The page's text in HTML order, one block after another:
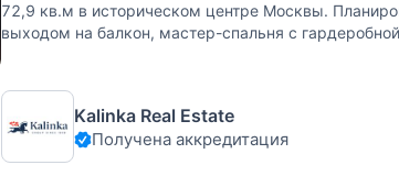
72,9 кв.м в историческом центре Москвы.
выходом на балкон, мастер-спальня с
Kalinka Real Estate
Получена аккредитация